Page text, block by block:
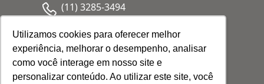
Utilizamos cookies para oferecer melhor
experiência, melhorar o desempenho, analisar
como você interage em nosso site e
personalizar conteúdo. Ao utilizar este site, você
(11) 3285-3494
CNPJ: 05.341.062/0001-80